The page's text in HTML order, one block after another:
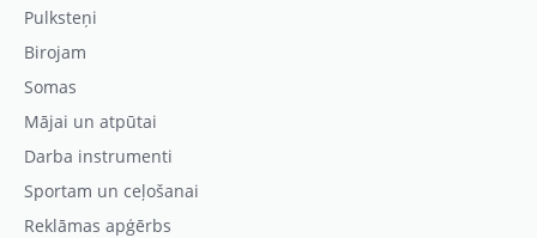
Pulksteņi
Birojam
Somas
Mājai un atpūtai
Darba instrumenti
Sportam un ceļošanai
Reklāmas apģērbs